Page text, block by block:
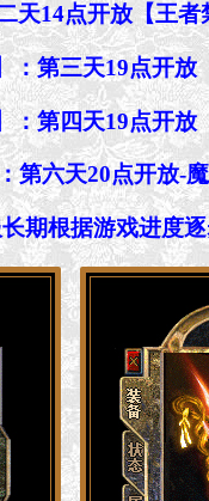
天14点开放【王
：第三天19点开放
：第四天19点开放
第六天20点开放-
期根据游戏进度